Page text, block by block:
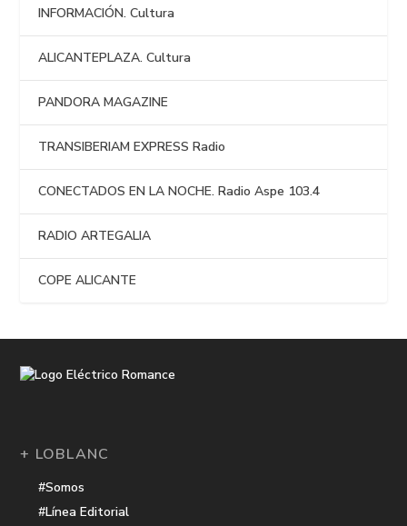
INFORMACIÓN. Cultura
ALICANTEPLAZA. Cultura
PANDORA MAGAZINE
TRANSIBERIAM EXPRESS Radio
CONECTADOS EN LA NOCHE. Radio Aspe 103.4
RADIO ARTEGALIA
COPE ALICANTE
+ LOBLANC
#Somos
#Línea Editorial